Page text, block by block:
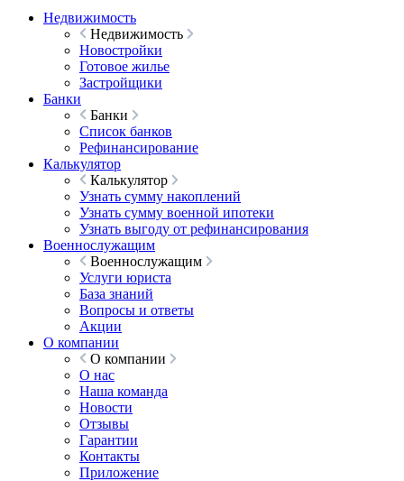
Недвижимость
Недвижимость
Новостройки
Готовое жилье
Застройщики
Банки
Банки
Список банков
Рефинансирование
Калькулятор
Калькулятор
Узнать сумму накоплений
Узнать сумму военной ипотеки
Узнать выгоду от рефинансирования
Военнослужащим
Военнослужащим
Услуги юриста
База знаний
Вопросы и ответы
Акции
О компании
О компании
О нас
Наша команда
Новости
Отзывы
Гарантии
Контакты
Приложение